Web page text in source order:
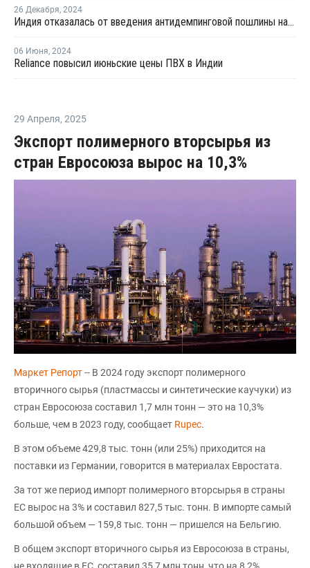
26 Декабря, 2024
Индия отказалась от введения антидемпинговой пошлины на некоторые марки ПВХ
06 Июня, 2024
Reliance повысил июньские цены ПВХ в Индии
29 Апреля, 2025
Экспорт полимерного вторсырья из
стран Евросоюза вырос на 10,3%
Маркет Репорт-- В 2024 году экспорт полимерного
вторичного сырья (пластмассы и синтетические каучуки) из
стран Евросоюза составил 1,7 млн тонн — это на 10,3%
больше, чем в 2023 году, сообщает Rupec.
В этом объеме 429,8 тыс. тонн (или 25%) приходится на
поставки из Германии, говорится в материалах Евростата.
За тот же период импорт полимерного вторсырья в страны
ЕС вырос на 3% и составил 827,5 тыс. тонн. В импорте самый
большой объем — 159,8 тыс. тонн — пришелся на Бельгию.
В общем экспорт вторичного сырья из Евросоюза в страны,
не входящие в ЕС, составил 35,7 млн тонн, что на 8,2%